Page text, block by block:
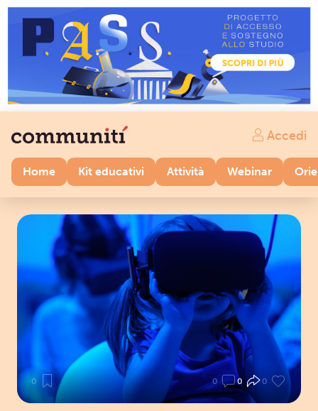
Home Kit educativi Attività Webinar
Accedi
0 0 0 0